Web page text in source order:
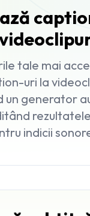
tale mai
uri la
un generator
indicii